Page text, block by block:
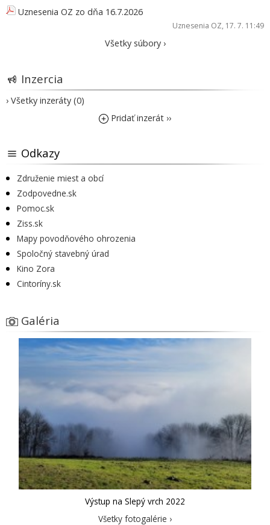
Uznesenia OZ zo dňa 16.7.2026
Uznesenia OZ, 17. 7. 11:49
Všetky súbory ›
Inzercia
› Všetky inzeráty (0)
Pridať inzerát ››
Odkazy
Združenie miest a obcí
Zodpovedne.sk
Pomoc.sk
Ziss.sk
Mapy povodňového ohrozenia
Spoločný stavebný úrad
Kino Zora
Cintoríny.sk
Galéria
Výstup na Slepý vrch 2022
Všetky fotogalérie ›